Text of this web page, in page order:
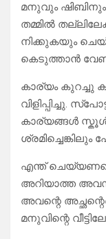
മനുവും
തമ്മിൽ
നിക്കുകയും
കെടുത്താന്‍
കാര്യം കുറച്ചു
വിളിപ്പിച്ചു.
കാര്യങ്ങള്‍ സ്കൂള്‍
എന്ത്
അറിയാത്ത
അവന്റെ
മനുവിന്റെ